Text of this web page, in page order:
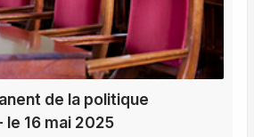
de la politique
16 mai 2025